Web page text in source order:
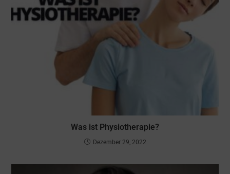
Was ist Physiotherapie?
Dezember 29, 2022